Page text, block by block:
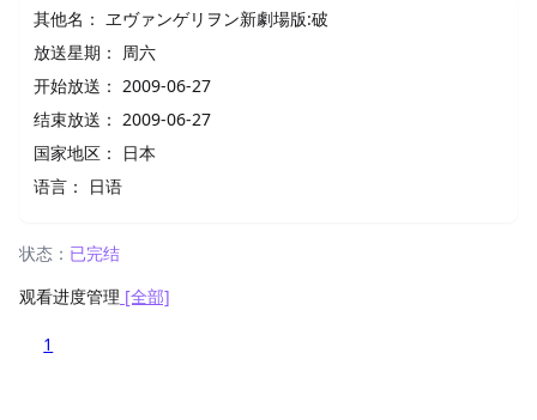
其他名： ヱヴァンゲリヲン新劇場版:破
放送星期： 周六
开始放送： 2009-06-27
结束放送： 2009-06-27
国家地区：
日本
语言：
日语
状态： 已完结
观看进度管理 [全部]
1